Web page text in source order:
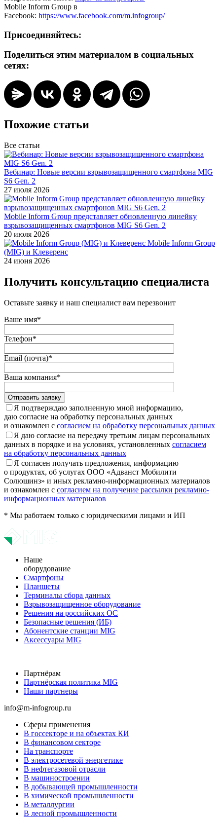
Mobile Inform Group в
Facebook: https://www.facebook.com/m.infogroup/
Присоединяйтесь:
Поделиться этим материалом в социальных
сетях:
Похожие статьи
Все статьи
Вебинар: Новые версии взрывозащищенного смартфона MIG
S6 Gen. 2
27 июля 2026
Mobile Inform Group представляет обновленную линейку
взрывозащищенных смартфонов MIG S6 Gen. 2
20 июля 2026
Mobile Inform Group
(MIG) и Клеверенс
24 июня 2026
Получить консультацию специалиста
Оставьте заявку и наш специалист вам перезвонит
Ваше имя*
Телефон*
Email (почта)*
Ваша компания*
Отправить заявку
Я подтверждаю заполненную мной информацию,
даю согласие на обработку персональных данных
и ознакомлен с согласием на обработку персональных данных
Я даю согласие на передачу третьим лицам персональных
данных в порядке и на условиях, установленных согласием
на обработку персональных данных
Я согласен получать предложения, информацию
о продуктах, об услугах ООО «Адванст Мобилити
Солюшинз» и иных рекламно-информационных материалов
и ознакомлен с согласием на получение рассылки рекламно-
информационных материалов
* Мы работаем только с юридическими лицами и ИП
Наше
оборудование
Смартфоны
Планшеты
Терминалы сбора данных
Взрывозащищенное оборудование
Решения на российских ОС
Безопасные решения (ИБ)
Абонентские станции MIG
Аксессуары MIG
Партнёрам
Партнёрская политика MIG
Наши партнеры
info@m-infogroup.ru
Сферы применения
В госсекторе и на объектах КИ
В финансовом секторе
На транспорте
В электросетевой энергетике
В нефтегазовой отрасли
В машиностроении
В добывающей промышленности
В химической промышленности
В металлургии
В лесной промышленности